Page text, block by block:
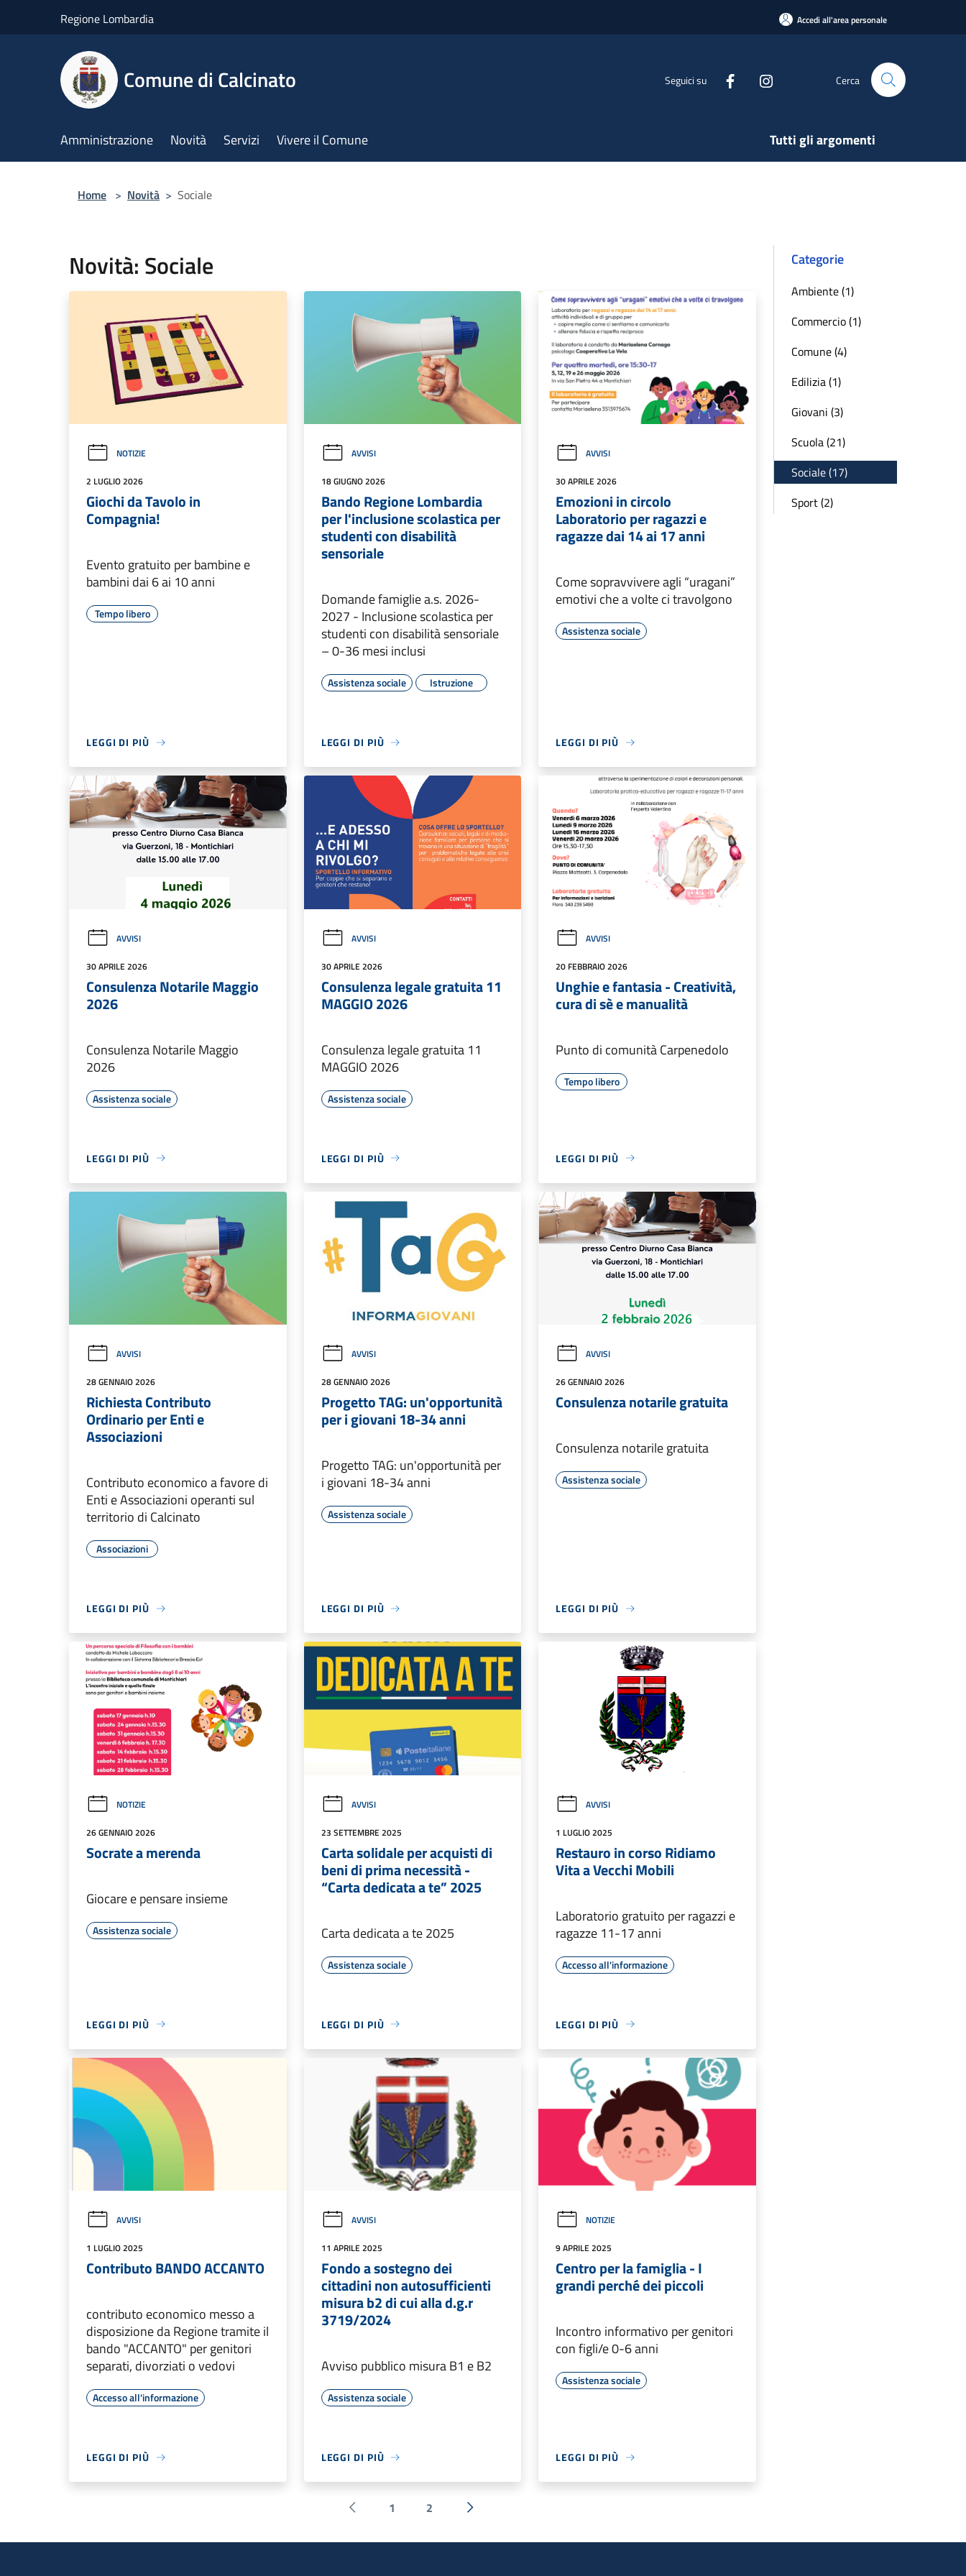
Regione Lombardia Accedi all'area personale
Comune di Calcinato Seguici su Cerca
Amministrazione Novità Servizi Vivere il Comune Tutti gli argomenti
Home > Novità > Sociale
Novità: Sociale
NOTIZIE
2 LUGLIO 2026
Giochi da Tavolo in
Compagnia!
Evento gratuito per bambine e
bambini dai 6 ai 10 anni
Tempo libero
LEGGI DI PIÙ
AVVISI
18 GIUGNO 2026
Bando Regione Lombardia
per l'inclusione scolastica per
studenti con disabilità
sensoriale
Domande famiglie a.s. 2026-
2027 - Inclusione scolastica per
studenti con disabilità sensoriale
– 0-36 mesi inclusi
Assistenza sociale Istruzione
LEGGI DI PIÙ
AVVISI
30 APRILE 2026
Emozioni in circolo
Laboratorio per ragazzi e
ragazze dai 14 ai 17 anni
Come sopravvivere agli “uragani”
emotivi che a volte ci travolgono
Assistenza sociale
LEGGI DI PIÙ
AVVISI
30 APRILE 2026
Consulenza Notarile Maggio
2026
Consulenza Notarile Maggio
2026
Assistenza sociale
LEGGI DI PIÙ
AVVISI
30 APRILE 2026
Consulenza legale gratuita 11
MAGGIO 2026
Consulenza legale gratuita 11
MAGGIO 2026
Assistenza sociale
LEGGI DI PIÙ
AVVISI
20 FEBBRAIO 2026
Unghie e fantasia - Creatività,
cura di sè e manualità
Punto di comunità Carpenedolo
Tempo libero
LEGGI DI PIÙ
AVVISI
28 GENNAIO 2026
Richiesta Contributo
Ordinario per Enti e
Associazioni
Contributo economico a favore di
Enti e Associazioni operanti sul
territorio di Calcinato
Associazioni
LEGGI DI PIÙ
AVVISI
28 GENNAIO 2026
Progetto TAG: un'opportunità
per i giovani 18-34 anni
Progetto TAG: un'opportunità per
i giovani 18-34 anni
Assistenza sociale
LEGGI DI PIÙ
AVVISI
26 GENNAIO 2026
Consulenza notarile gratuita
Consulenza notarile gratuita
Assistenza sociale
LEGGI DI PIÙ
NOTIZIE
26 GENNAIO 2026
Socrate a merenda
Giocare e pensare insieme
Assistenza sociale
LEGGI DI PIÙ
AVVISI
23 SETTEMBRE 2025
Carta solidale per acquisti di
beni di prima necessità -
“Carta dedicata a te” 2025
Carta dedicata a te 2025
Assistenza sociale
LEGGI DI PIÙ
AVVISI
1 LUGLIO 2025
Restauro in corso Ridiamo
Vita a Vecchi Mobili
Laboratorio gratuito per ragazzi e
ragazze 11-17 anni
Accesso all'informazione
LEGGI DI PIÙ
AVVISI
1 LUGLIO 2025
Contributo BANDO ACCANTO
contributo economico messo a
disposizione da Regione tramite il
bando "ACCANTO" per genitori
separati, divorziati o vedovi
Accesso all'informazione
LEGGI DI PIÙ
AVVISI
11 APRILE 2025
Fondo a sostegno dei
cittadini non autosufficienti
misura b2 di cui alla d.g.r
3719/2024
Avviso pubblico misura B1 e B2
Assistenza sociale
LEGGI DI PIÙ
NOTIZIE
9 APRILE 2025
Centro per la famiglia - I
grandi perché dei piccoli
Incontro informativo per genitori
con figli/e 0-6 anni
Assistenza sociale
LEGGI DI PIÙ
Pagina precedente
1 2
Successiva »
Categorie
Ambiente (1)
Commercio (1)
Comune (4)
Edilizia (1)
Giovani (3)
Scuola (21)
Sociale (17)
Sport (2)